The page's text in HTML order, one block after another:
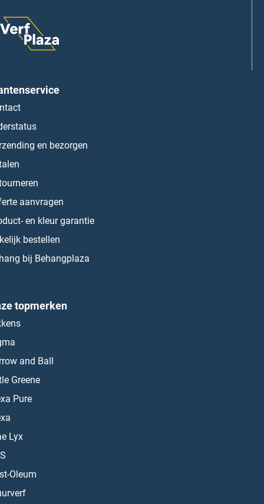
en bezorgen
aanvragen
en kleur garantie
bestellen
bij Behangplaza
topmerken
and Ball
Greene
Pure
Lyx
Oleum